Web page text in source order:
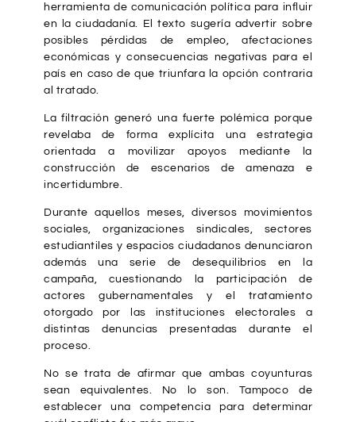
herramienta de comunicación política para influir
en la ciudadanía. El texto sugería advertir sobre
posibles pérdidas de empleo, afectaciones
económicas y consecuencias negativas para el
país en caso de que triunfara la opción contraria
al tratado.
La filtración generó una fuerte polémica porque
revelaba de forma explícita una estrategia
orientada a movilizar apoyos mediante la
construcción de escenarios de amenaza e
incertidumbre.
Durante aquellos meses, diversos movimientos
sociales, organizaciones sindicales, sectores
estudiantiles y espacios ciudadanos denunciaron
además una serie de desequilibrios en la
campaña, cuestionando la participación de
actores gubernamentales y el tratamiento
otorgado por las instituciones electorales a
distintas denuncias presentadas durante el
proceso.
No se trata de afirmar que ambas coyunturas
sean equivalentes. No lo son. Tampoco de
establecer una competencia para determinar